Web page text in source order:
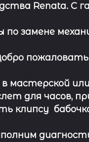
Renata. С
замене
в мастерской
для часов,
клипсу